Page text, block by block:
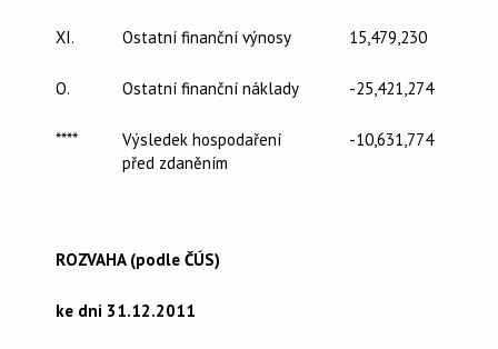
XI. Ostatní finanční výnosy 15,479,230
O. Ostatní finanční náklady -25,421,274
****
Výsledek hospodaření
před zdaněním
-10,631,774
ROZVAHA (podle ČÚS)
ke dni 31.12.2011